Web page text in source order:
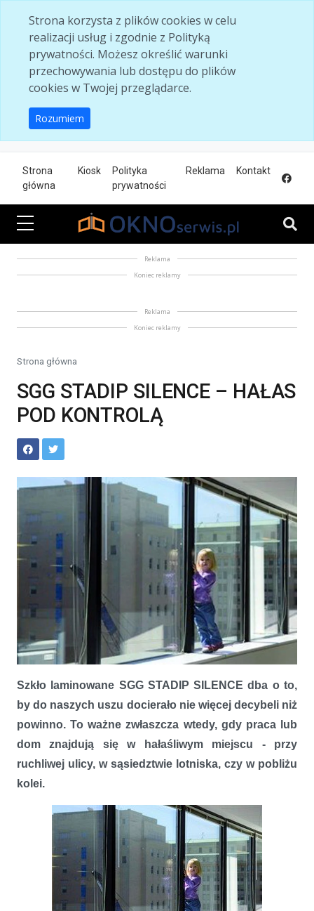
Strona korzysta z plików cookies w celu
realizacji usług i zgodnie z Polityką
prywatności. Możesz określić warunki
przechowywania lub dostępu do plików
cookies w Twojej przeglądarce.
Rozumiem
Strona
główna
Kiosk
Polityka
prywatności
Reklama Kontakt
Reklama
Koniec reklamy
Reklama
Koniec reklamy
Strona główna
SGG STADIP SILENCE – HAŁAS
POD KONTROLĄ
Szkło laminowane SGG STADIP SILENCE dba o to,
by do naszych uszu docierało nie więcej decybeli niż
powinno. To ważne zwłaszcza wtedy, gdy praca lub
dom znajdują się w hałaśliwym miejscu - przy
ruchliwej ulicy, w sąsiedztwie lotniska, czy w pobliżu
kolei.